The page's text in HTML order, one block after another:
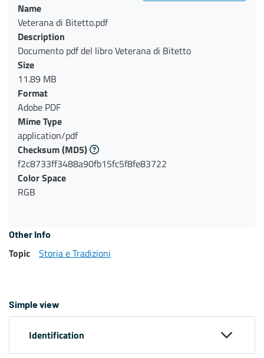
Name
Veterana di Bitetto.pdf
Description
Documento pdf del libro Veterana di Bitetto
Size
11.89 MB
Format
Adobe PDF
Mime Type
application/pdf
Checksum(MD5)
f2c8733ff3488a90fb15fc5f8fe83722
Color Space
RGB
Other Info
Topic Storia e Tradizioni
Simple view
Identification